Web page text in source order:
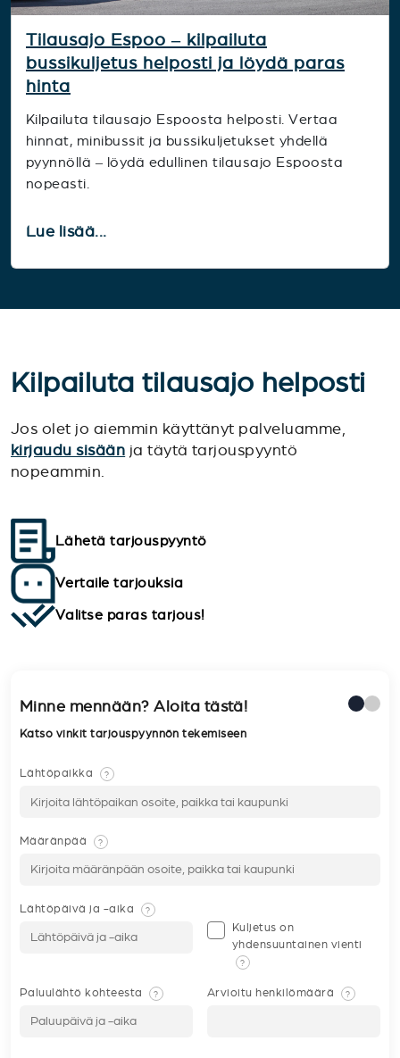
Tilausajo Espoo – kilpailuta
bussikuljetus helposti ja löydä paras
hinta
Kilpailuta tilausajo Espoosta helposti. Vertaa
hinnat, minibussit ja bussikuljetukset yhdellä
pyynnöllä – löydä edullinen tilausajo Espoosta
nopeasti.
Lue lisää...
Kilpailuta tilausajo helposti
Jos olet jo aiemmin käyttänyt palveluamme,
kirjaudu sisään ja täytä tarjouspyyntö
nopeammin.
Lähetä tarjouspyyntö
Vertaile tarjouksia
Valitse paras tarjous!
Minne mennään? Aloita tästä!
Katso vinkit tarjouspyynnön tekemiseen
Lähtöpaikka ?
Määränpää ?
Lähtöpäivä ja -aika ?
Kuljetus on
yhdensuuntainen vienti
?
Paluulähtö kohteesta ? Arvioitu henkilömäärä ?